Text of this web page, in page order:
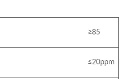
≥85
≤20ppm